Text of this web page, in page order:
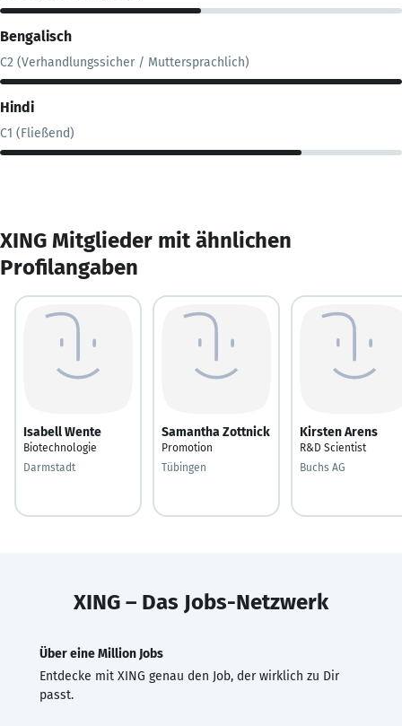
Bengalisch
C2 (Verhandlungssicher / Muttersprachlich)
Hindi
C1 (Fließend)
XING Mitglieder mit ähnlichen
Profilangaben
Isabell Wente
Biotechnologie
Darmstadt
Samantha Zottnick
Promotion
Tübingen
Kirsten Arens
R&D Scientist
Buchs AG
XING – Das Jobs-Netzwerk
Über eine Million Jobs
Entdecke mit XING genau den Job, der wirklich zu Dir
passt.